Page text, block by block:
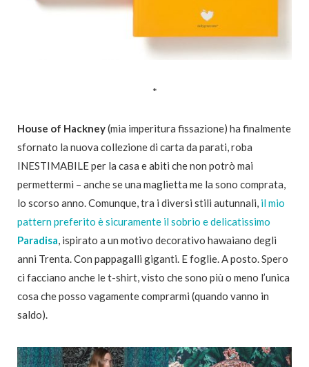
*
House of Hackney(mia imperitura fissazione) ha finalmente
sfornato la nuova collezione di carta da parati, roba
INESTIMABILE per la casa e abiti che non potrò mai
permettermi – anche se una maglietta me la sono comprata,
lo scorso anno. Comunque, tra i diversi stili autunnali, il mio
pattern preferito è sicuramente il sobrio e delicatissimo
Paradisa, ispirato a un motivo decorativo hawaiano degli
anni Trenta. Con pappagalli giganti. E foglie. A posto. Spero
ci facciano anche le t-shirt, visto che sono più o meno l’unica
cosa che posso vagamente comprarmi (quando vanno in
saldo).